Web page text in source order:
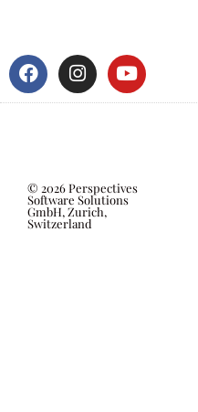
© 2026 Perspectives
Software Solutions
GmbH, Zurich,
Switzerland